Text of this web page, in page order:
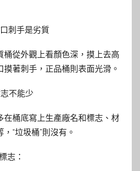
刺手是劣質
桶從外觀上看顏色深，摸上去高
著刺手，正品桶則表面光滑。
不能少
在桶底寫上生產廠名和標志、材
“垃圾桶”則沒有。
志：